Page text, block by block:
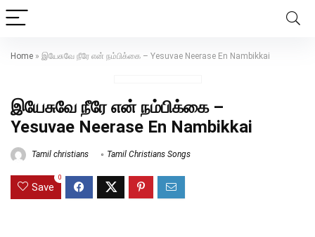
Home » இயேசுவே நீரே என் நம்பிக்கை – Yesuvae Neerase En Nambikkai
இயேசுவே நீரே என் நம்பிக்கை –
Yesuvae Neerase En Nambikkai
Tamil christians Tamil Christians Songs
Save
0